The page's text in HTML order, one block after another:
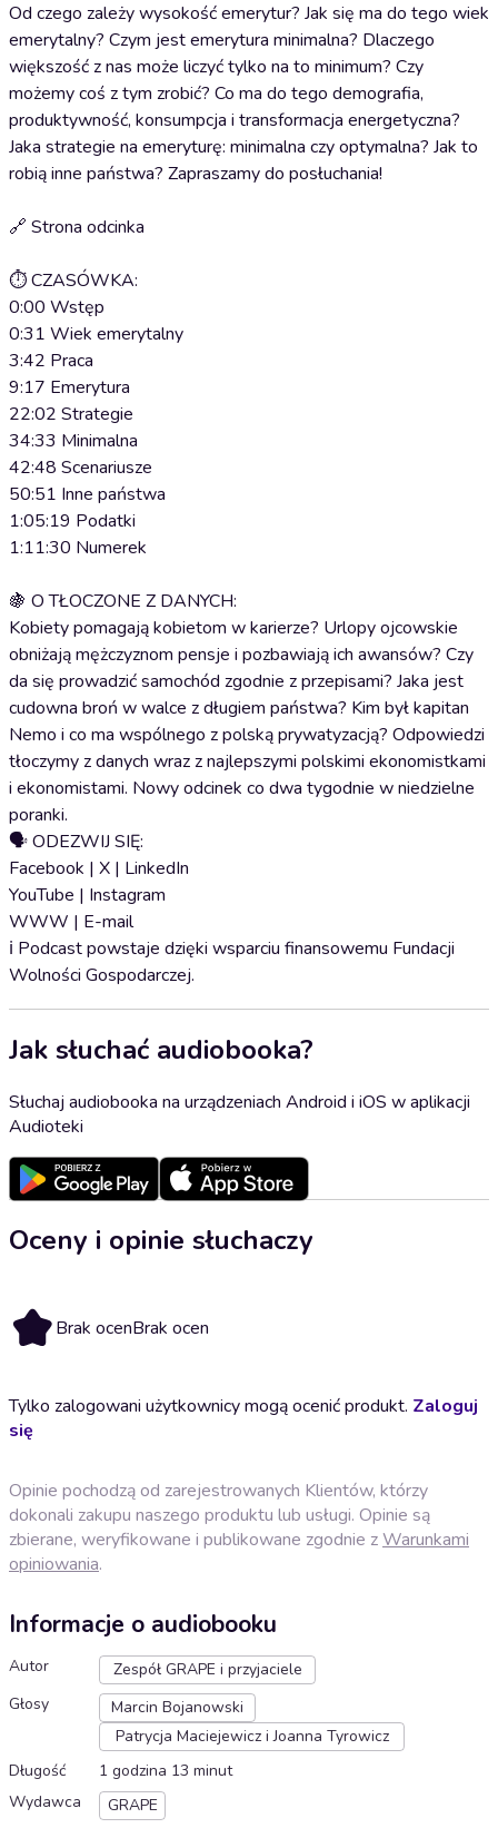
Od czego zależy wysokość emerytur? Jak się ma do tego wiek
emerytalny? Czym jest emerytura minimalna? Dlaczego
większość z nas może liczyć tylko na to minimum? Czy
możemy coś z tym zrobić? Co ma do tego demografia,
produktywność, konsumpcja i transformacja energetyczna?
Jaka strategie na emeryturę: minimalna czy optymalna? Jak to
robią inne państwa? Zapraszamy do posłuchania!
🔗 Strona odcinka
⏱ CZASÓWKA:
0:00 Wstęp
0:31 Wiek emerytalny
3:42 Praca
9:17 Emerytura
22:02 Strategie
34:33 Minimalna
42:48 Scenariusze
50:51 Inne państwa
1:05:19 Podatki
1:11:30 Numerek
🍇 O TŁOCZONE Z DANYCH:
Kobiety pomagają kobietom w karierze? Urlopy ojcowskie
obniżają mężczyznom pensje i pozbawiają ich awansów? Czy
da się prowadzić samochód zgodnie z przepisami? Jaka jest
cudowna broń w walce z długiem państwa? Kim był kapitan
Nemo i co ma wspólnego z polską prywatyzacją? Odpowiedzi
tłoczymy z danych wraz z najlepszymi polskimi ekonomistkami
i ekonomistami. Nowy odcinek co dwa tygodnie w niedzielne
poranki.
🗣 ODEZWIJ SIĘ:
⁠⁠⁠⁠⁠⁠⁠⁠⁠⁠⁠⁠⁠⁠⁠⁠⁠⁠⁠⁠Facebook⁠⁠⁠⁠⁠⁠ | ⁠⁠⁠⁠⁠⁠X⁠⁠⁠⁠⁠⁠ | ⁠⁠⁠⁠⁠⁠⁠LinkedIn⁠⁠⁠⁠⁠⁠⁠
⁠⁠⁠⁠⁠⁠⁠YouTube⁠⁠⁠⁠⁠⁠⁠ | ⁠⁠⁠⁠⁠⁠⁠Instagram⁠⁠⁠⁠⁠⁠⁠
⁠⁠⁠⁠⁠⁠⁠WWW⁠⁠⁠⁠⁠⁠⁠ | ⁠⁠⁠⁠⁠⁠⁠E-mail⁠⁠⁠⁠⁠
ℹ️ Podcast powstaje dzięki wsparciu finansowemu Fundacji
Wolności Gospodarczej.
Jak słuchać audiobooka?
Słuchaj audiobooka na urządzeniach Android i iOS w aplikacji
Audioteki
Oceny i opinie słuchaczy
Brak ocenBrak ocen
Tylko zalogowani użytkownicy mogą ocenić produkt. Zaloguj
się
Opinie pochodzą od zarejestrowanych Klientów, którzy
dokonali zakupu naszego produktu lub usługi. Opinie są
zbierane, weryfikowane i publikowane zgodnie zWarunkami
opiniowania.
Informacje o audiobooku
Autor
Zespół GRAPE i przyjaciele
Głosy
Marcin Bojanowski
Patrycja Maciejewicz i Joanna Tyrowicz
Długość
1 godzina 13 minut
Wydawca
GRAPE